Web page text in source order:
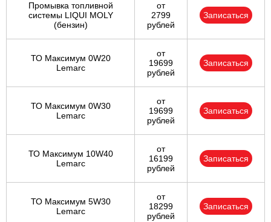
Промывка топливной
системы LIQUI MOLY
(бензин)
от
2799
рублей
Записаться
ТО Максимум 0W20
Lemarc
от
19699
рублей
Записаться
ТО Максимум 0W30
Lemarc
от
19699
рублей
Записаться
ТО Максимум 10W40
Lemarc
от
16199
рублей
Записаться
ТО Максимум 5W30
Lemarc
от
18299
рублей
Записаться